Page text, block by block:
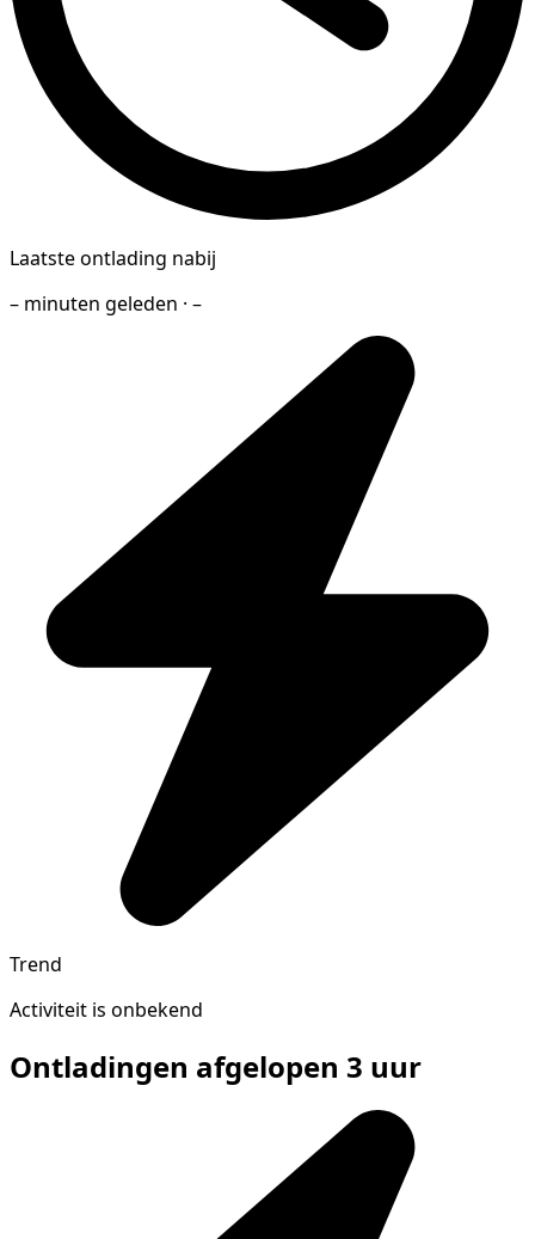
Laatste ontlading nabij
– minuten geleden · –
Trend
Activiteit is onbekend
Ontladingen afgelopen 3 uur